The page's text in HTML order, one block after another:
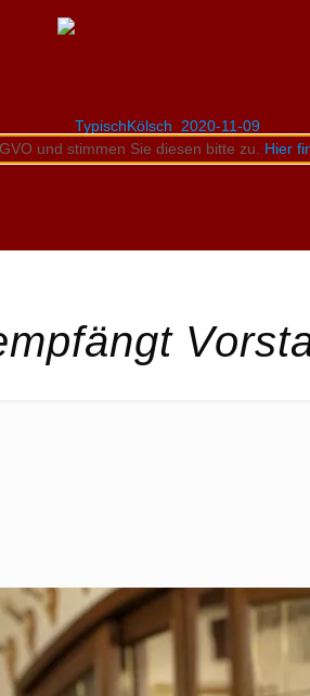
und stimmen Sie diesen bitte zu. Hier